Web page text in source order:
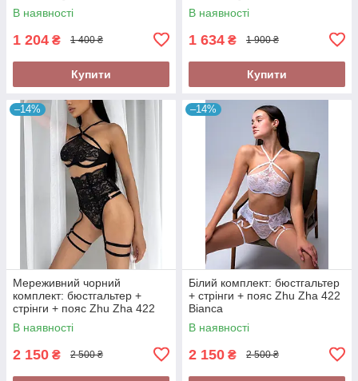
В наявності
1 204 ₴ 1 400 ₴
Купити
В наявності
1 634 ₴ 1 900 ₴
Купити
–14%
Мереживний чорний
комплект: бюстгальтер +
стрінги + пояс Zhu Zha 422
Moretta
В наявності
2 150 ₴ 2 500 ₴
–14%
Білий комплект: бюстгальтер
+ стрінги + пояс Zhu Zha 422
Bianca
В наявності
2 150 ₴ 2 500 ₴